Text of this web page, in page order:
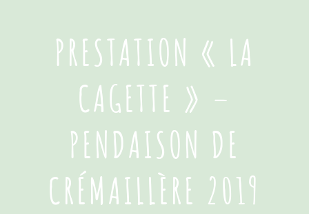
PRESTATION « LA
CAGETTE » –
PENDAISON DE
CRÉMAILLÈRE 2019